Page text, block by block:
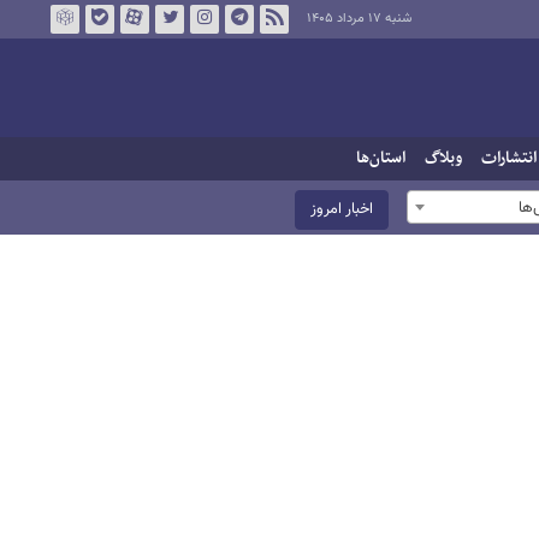
شنبه ۱۷ مرداد ۱۴۰۵
انتشارات وبلاگ استان‌ها
اخبار امروز